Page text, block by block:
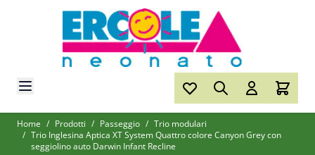
Salta al contenuto
Home / Prodotti / Passeggio / Trio modulari
/ Trio Inglesina Aptica XT System Quattro colore Canyon Grey con
seggiolino auto Darwin Infant Recline